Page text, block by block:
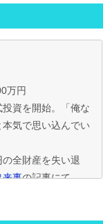
万円
資を開始。「俺な
気で思い込んでい
全財産を失い退
来事の記事にて